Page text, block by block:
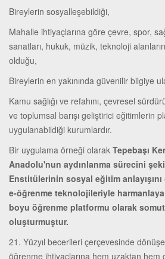
Bireylerin sosyalleşebildiği,
Mahalle ihtiyaçlarına göre çevre, spor,
sanatları, hukuk, müzik, teknoloji
olduğu,
Bireylerin en yakınında güvenilir bilgiye
Kamu sağlığı ve refahını, çevresel
ve toplumsal barışı geliştirici eğitimlerin
uygulanabildiği kurumlardır.
Bir uygulama örneği olarak Tepebaşı
Anadolu'nun aydınlanma sürecini
Enstitülerinin sosyal eğitim
e-öğrenme teknolojileriyle
boyu öğrenme platformu olarak
oluşturmuştur.
21. Yüzyıl becerileri çerçevesinde
öğrenme ihtiyaçlarına hem uzaktan hem